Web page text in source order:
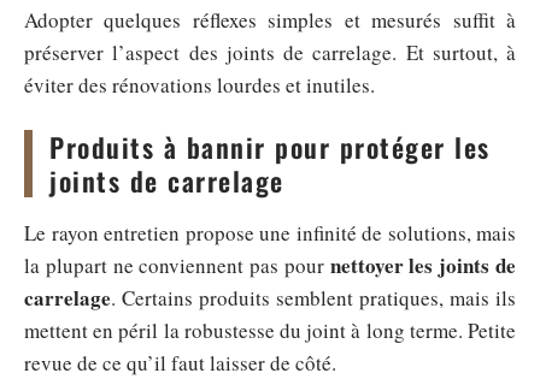
Adopter quelques réflexes simples et mesurés suffit à
préserver l’aspect des joints de carrelage. Et surtout, à
éviter des rénovations lourdes et inutiles.
Produits à bannir pour protéger les
joints de carrelage
Le rayon entretien propose une infinité de solutions, mais
la plupart ne conviennent pas pour nettoyer les joints de
carrelage. Certains produits semblent pratiques, mais ils
mettent en péril la robustesse du joint à long terme. Petite
revue de ce qu’il faut laisser de côté.